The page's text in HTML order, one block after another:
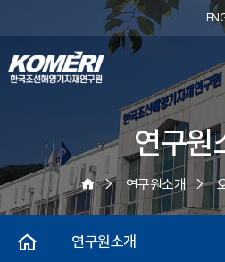
연구원
연구원소개
연구원소개